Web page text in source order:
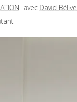
avec David